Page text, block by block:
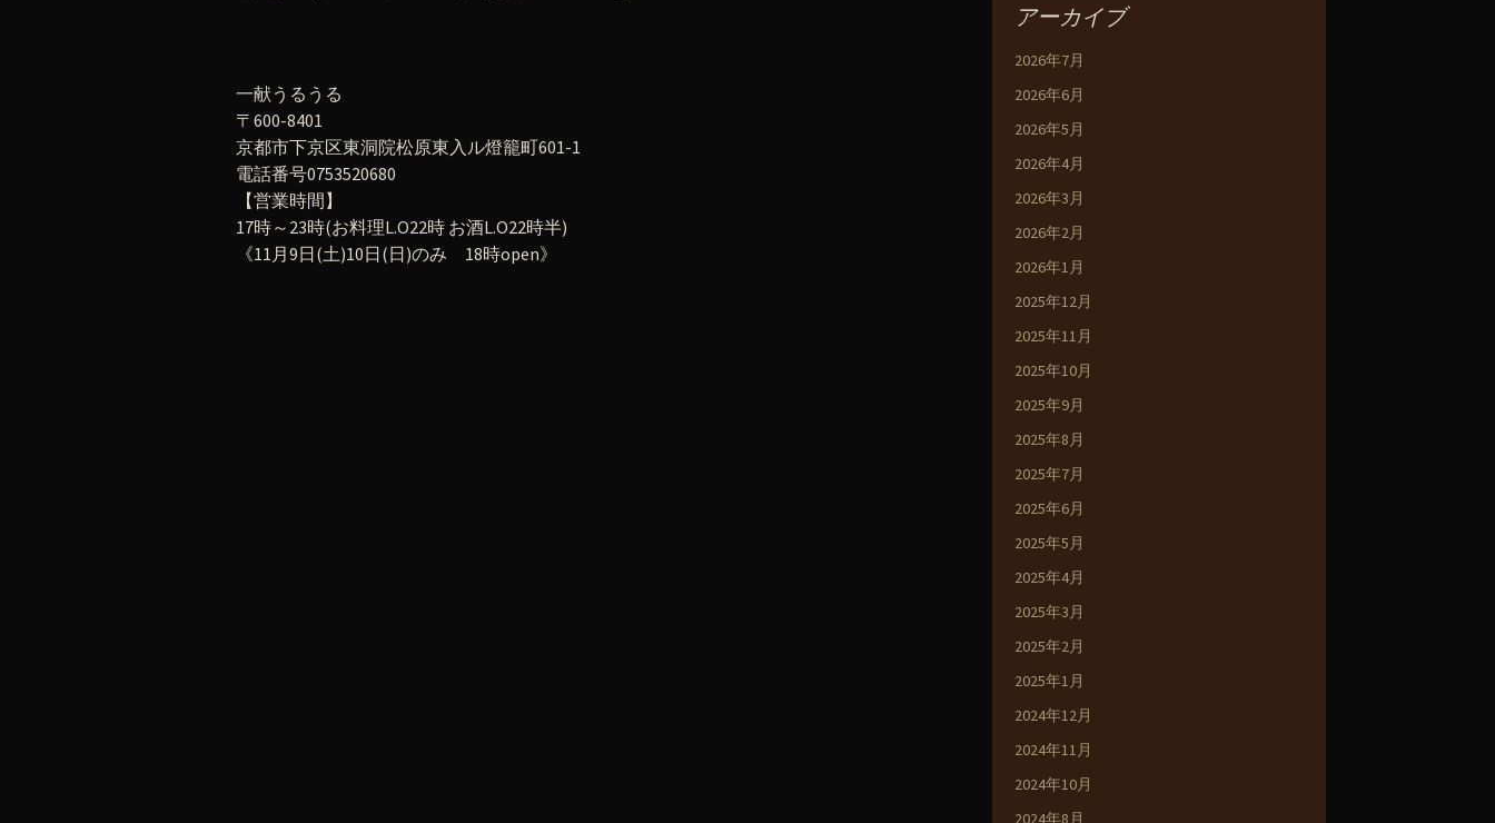
一献うるうる
〒600-8401
京都市下京区東洞院松原東入ル燈籠町601-1
電話番号0753520680
【営業時間】
17時～23時(お料理L.O22時 お酒L.O22時半)
《11月9日(土)10日(日)のみ 18時open》
アーカイブ
2026年7月
2026年6月
2026年5月
2026年4月
2026年3月
2026年2月
2026年1月
2025年12月
2025年11月
2025年10月
2025年9月
2025年8月
2025年7月
2025年6月
2025年5月
2025年4月
2025年3月
2025年2月
2025年1月
2024年12月
2024年11月
2024年10月
2024年8月